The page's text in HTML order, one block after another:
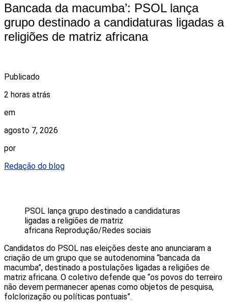
Bancada da macumba’: PSOL lança
grupo destinado a candidaturas ligadas a
religiões de matriz africana
Publicado
2 horas atrás
em
agosto 7, 2026
por
Redação do blog
PSOL lança grupo destinado a candidaturas
ligadas a religiões de matriz
africana Reprodução/Redes sociais
Candidatos do PSOL nas eleições deste ano anunciaram a
criação de um grupo que se autodenomina “bancada da
macumba”, destinado a postulações ligadas a religiões de
matriz africana. O coletivo defende que “os povos do terreiro
não devem permanecer apenas como objetos de pesquisa,
folclorização ou políticas pontuais”.